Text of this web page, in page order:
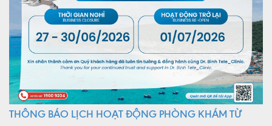
THÔNG BÁO LỊCH HOẠT ĐỘNG PHÒNG KHÁM TỪ